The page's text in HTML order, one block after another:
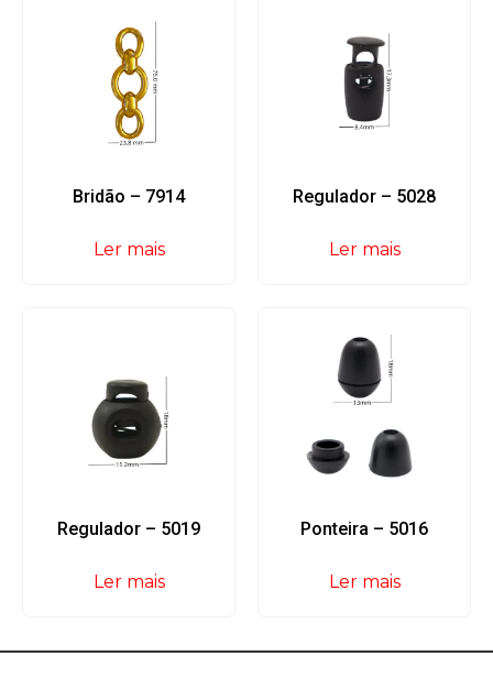
Bridão – 7914
Ler mais
Regulador – 5028
Ler mais
Regulador – 5019
Ler mais
Ponteira – 5016
Ler mais